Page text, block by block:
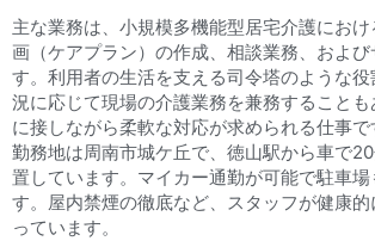
主な業務は、小規模多機能型居宅介護にお
画（ケアプラン）の作成、相談業務、およ
す。利用者の生活を支える司令塔のような
況に応じて現場の介護業務を兼務すること
に接しながら柔軟な対応が求められる仕事で
勤務地は周南市城ケ丘で、徳山駅から車で
置しています。マイカー通勤が可能で駐車場
す。屋内禁煙の徹底など、スタッフが健康
っています。